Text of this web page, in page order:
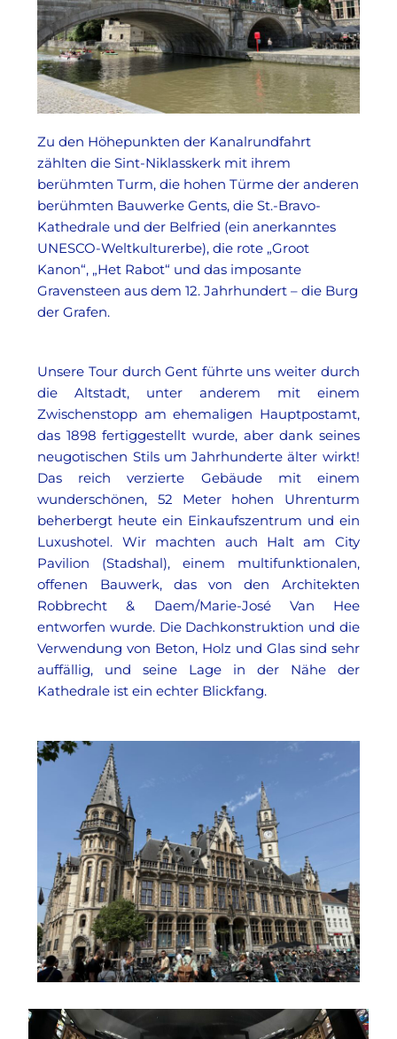
Zu den Höhepunkten der Kanalrundfahrt
zählten die Sint-Niklasskerk mit ihrem
berühmten Turm, die hohen Türme der anderen
berühmten Bauwerke Gents, die St.-Bravo-
Kathedrale und der Belfried (ein anerkanntes
UNESCO-Weltkulturerbe), die rote „Groot
Kanon“, „Het Rabot“ und das imposante
Gravensteen aus dem 12. Jahrhundert – die Burg
der Grafen.
Unsere Tour durch Gent führte uns weiter durch
die Altstadt, unter anderem mit einem
Zwischenstopp am ehemaligen Hauptpostamt,
das 1898 fertiggestellt wurde, aber dank seines
neugotischen Stils um Jahrhunderte älter wirkt!
Das reich verzierte Gebäude mit einem
wunderschönen, 52 Meter hohen Uhrenturm
beherbergt heute ein Einkaufszentrum und ein
Luxushotel. Wir machten auch Halt am City
Pavilion (Stadshal), einem multifunktionalen,
offenen Bauwerk, das von den Architekten
Robbrecht & Daem/Marie-José Van Hee
entworfen wurde. Die Dachkonstruktion und die
Verwendung von Beton, Holz und Glas sind sehr
auffällig, und seine Lage in der Nähe der
Kathedrale ist ein echter Blickfang.